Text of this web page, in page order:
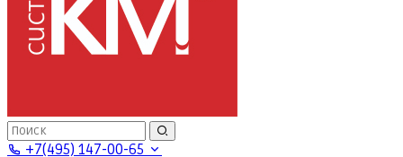
+7(495) 147-00-65